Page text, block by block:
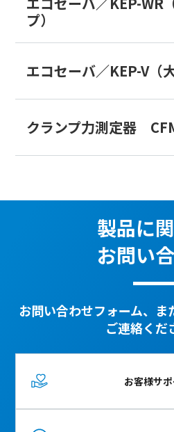
プ）
エコセーバ／KEP-V（
クランプ力測定器
製品に
お問い
お問い合わせフォーム、
ご連絡くだ
お客様サ